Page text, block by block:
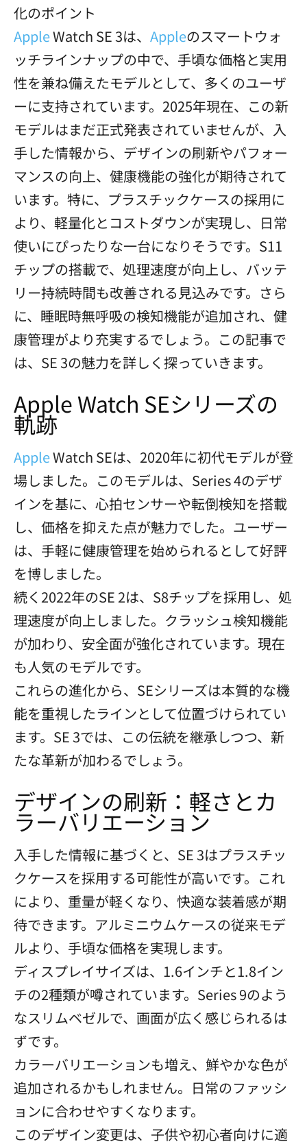
化のポイント
AppleWatch SE 3は、 Appleのスマートウォ
ッチラインナップの中で、手頃な価格と実用
性を兼ね備えたモデルとして、多くのユーザ
ーに支持されています。2025年現在、この新
モデルはまだ正式発表されていませんが、入
手した情報から、デザインの刷新やパフォー
マンスの向上、健康機能の強化が期待されて
います。特に、プラスチックケースの採用に
より、軽量化とコストダウンが実現し、日常
使いにぴったりな一台になりそうです。S11
チップの搭載で、処理速度が向上し、バッテ
リー持続時間も改善される見込みです。さら
に、睡眠時無呼吸の検知機能が追加され、健
康管理がより充実するでしょう。この記事で
は、SE 3の魅力を詳しく探っていきます。
Apple Watch SEシリーズの
軌跡
AppleWatch SEは、2020年に初代モデルが登
場しました。このモデルは、Series 4のデザ
インを基に、心拍センサーや転倒検知を搭載
し、価格を抑えた点が魅力でした。ユーザー
は、手軽に健康管理を始められるとして好評
を博しました。
続く2022年のSE 2は、S8チップを採用し、処
理速度が向上しました。クラッシュ検知機能
が加わり、安全面が強化されています。現在
も人気のモデルです。
これらの進化から、SEシリーズは本質的な機
能を重視したラインとして位置づけられてい
ます。SE 3では、この伝統を継承しつつ、新
たな革新が加わるでしょう。
デザインの刷新：軽さとカ
ラーバリエーション
入手した情報に基づくと、SE 3はプラスチッ
クケースを採用する可能性が高いです。これ
により、重量が軽くなり、快適な装着感が期
待できます。アルミニウムケースの従来モデ
ルより、手頃な価格を実現します。
ディスプレイサイズは、1.6インチと1.8イン
チの2種類が噂されています。Series 9のよう
なスリムベゼルで、画面が広く感じられるは
ずです。
カラーバリエーションも増え、鮮やかな色が
追加されるかもしれません。日常のファッシ
ョンに合わせやすくなります。
このデザイン変更は、子供や初心者向けに適